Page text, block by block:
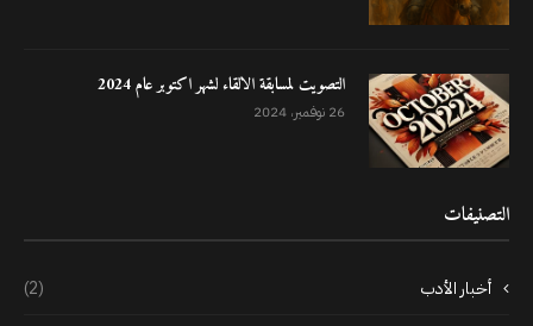
التصويت لمسابقة الالقاء لشهر اكتوبر عام 2024
26 نوفمبر، 2024
التصنيفات
أخبار الأدب (2)